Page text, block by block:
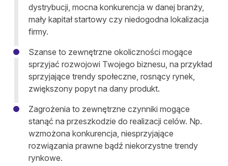
dystrybucji, mocna konkurencja w danej branży,
mały kapitał startowy czy niedogodna lokalizacja
firmy.
Szanse to zewnętrzne okoliczności mogące
sprzyjać rozwojowi Twojego biznesu, na przykład
sprzyjające trendy społeczne, rosnący rynek,
zwiększony popyt na dany produkt.
Zagrożenia to zewnętrzne czynniki mogące
stanąć na przeszkodzie do realizacji celów. Np.
wzmożona konkurencja, niesprzyjające
rozwiązania prawne bądź niekorzystne trendy
rynkowe.